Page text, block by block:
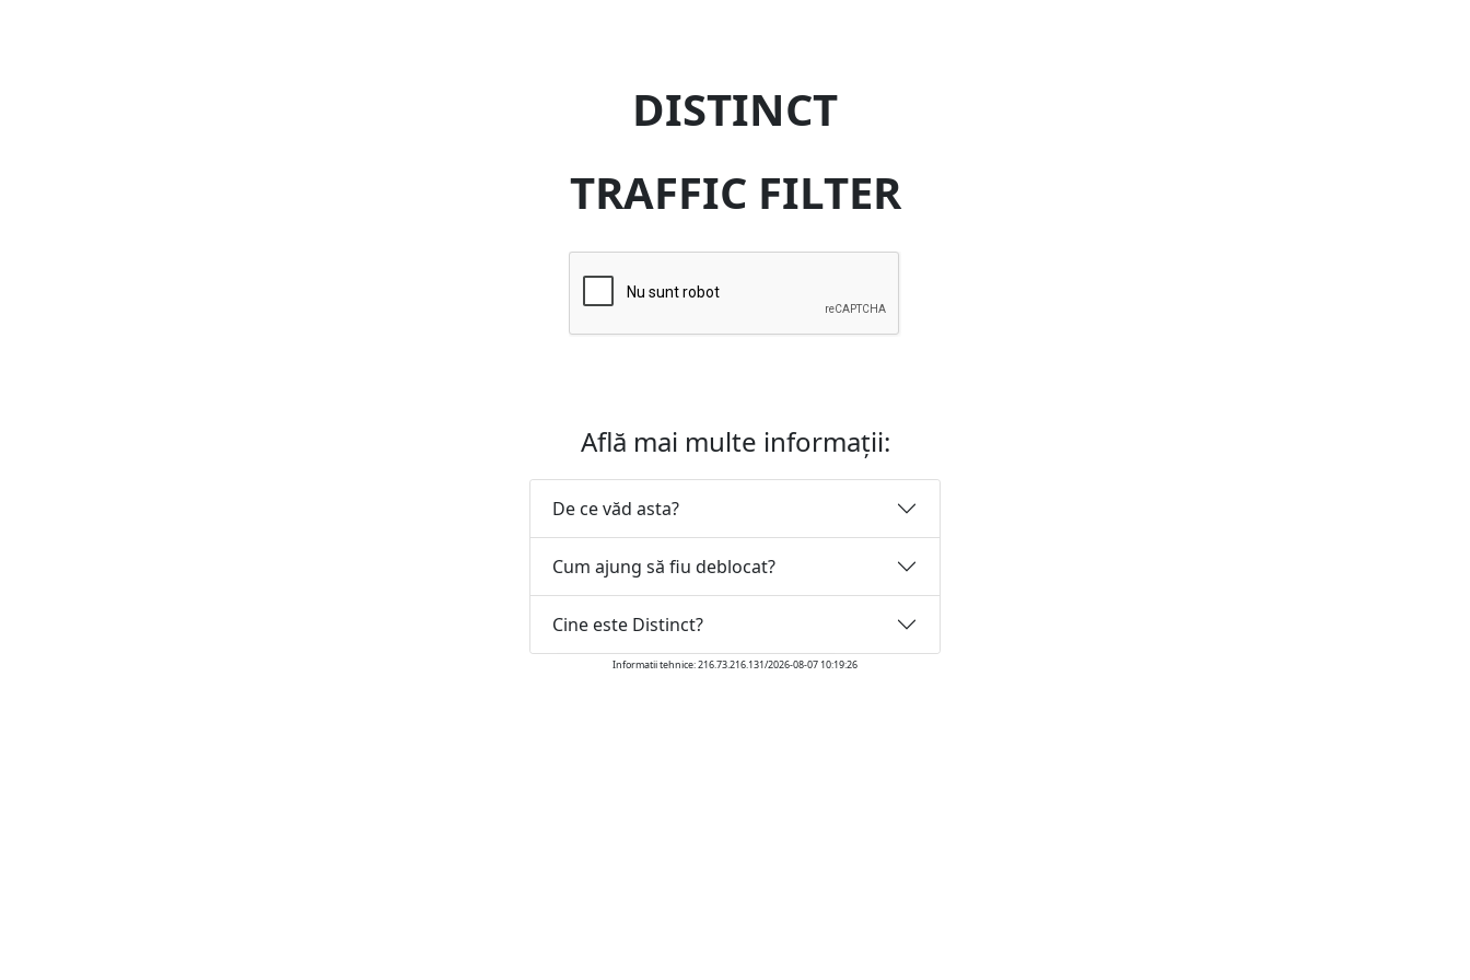
DISTINCT
TRAFFIC FILTER
Află mai multe informații:
De ce văd asta?
Cum ajung să fiu deblocat?
Cine este Distinct?
Informatii tehnice: 216.73.216.131/2026-08-07 10:19:26